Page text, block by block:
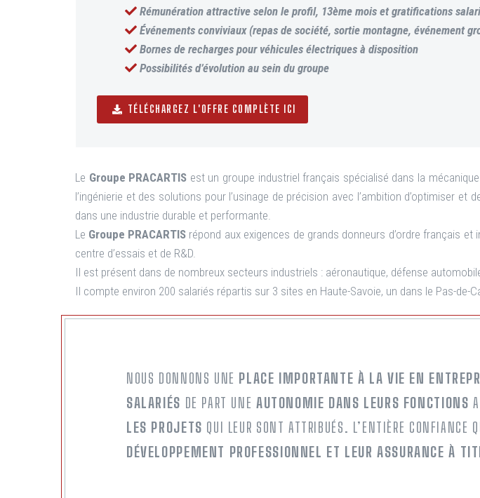
Rémunération attractive selon le profil, 13ème mois et gratifications
Événements conviviaux (repas de société, sortie montagne, événement
Bornes de recharges pour véhicules électriques à disposition
Possibilités d’évolution au sein du groupe
TÉLÉCHARGEZ L'OFFRE COMPLÈTE ICI
Le Groupe PRACARTIS est un groupe industriel français spécialisé dans la
l’ingénierie et des solutions pour l’usinage de précision avec l’ambition d’optimiser
dans une industrie durable et performante.
Le Groupe PRACARTIS répond aux exigences de grands donneurs d’ordre français
centre d’essais et de R&D.
Il est présent dans de nombreux secteurs industriels : aéronautique, défense
Il compte environ 200 salariés répartis sur 3 sites en Haute-Savoie, un dans le Pas-de-
NOUS DONNONS UNE PLACE IMPORTANTE À LA VIE EN
SALARIÉS DE PART UNE AUTONOMIE DANS LEURS FONCTIONS
LES PROJETS QUI LEUR SONT ATTRIBUÉS. L’ENTIÈRE CONFIANCE
DÉVELOPPEMENT PROFESSIONNEL ET LEUR ASSURANCE À